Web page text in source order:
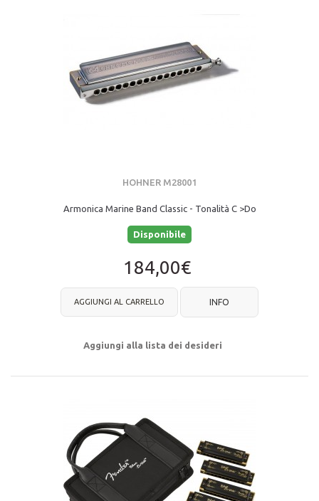
HOHNER M28001
Armonica Marine Band Classic - Tonalità C >Do
Disponibile
184,00€
AGGIUNGI AL CARRELLO INFO
Aggiungi alla lista dei desideri